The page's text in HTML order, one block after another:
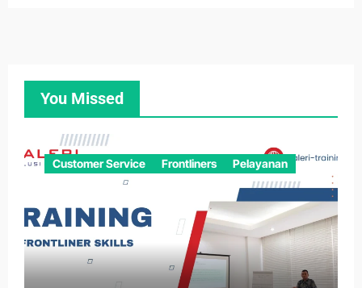
You Missed
Customer Service Frontliners Pelayanan